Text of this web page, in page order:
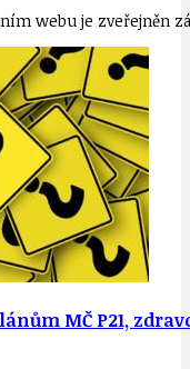
webu je zveřejněn
MČ P21,